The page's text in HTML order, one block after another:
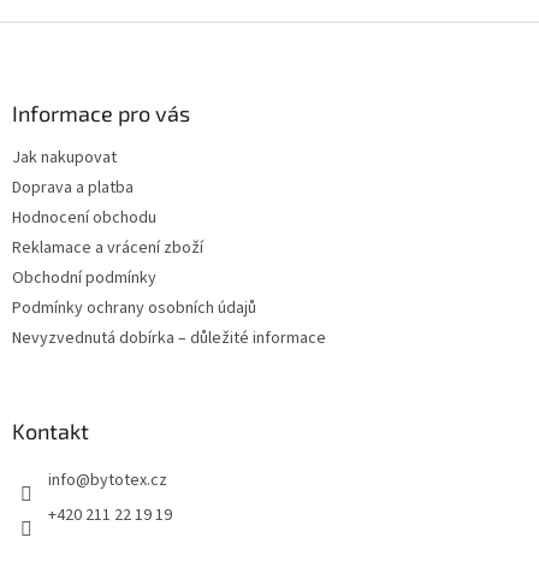
Informace pro vás
Jak nakupovat
Doprava a platba
Hodnocení obchodu
Reklamace a vrácení zboží
Obchodní podmínky
Podmínky ochrany osobních údajů
Nevyzvednutá dobírka – důležité informace
Kontakt
info@bytotex.cz
+420 211 22 19 19